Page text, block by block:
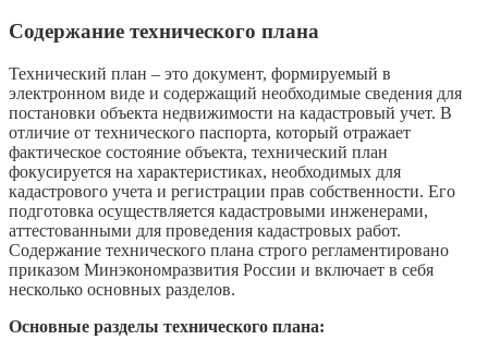
Содержание технического плана
Технический план – это документ, формируемый в
электронном виде и содержащий необходимые сведения для
постановки объекта недвижимости на кадастровый учет. В
отличие от технического паспорта, который отражает
фактическое состояние объекта, технический план
фокусируется на характеристиках, необходимых для
кадастрового учета и регистрации прав собственности. Его
подготовка осуществляется кадастровыми инженерами,
аттестованными для проведения кадастровых работ.
Содержание технического плана строго регламентировано
приказом Минэкономразвития России и включает в себя
несколько основных разделов.
Основные разделы технического плана: